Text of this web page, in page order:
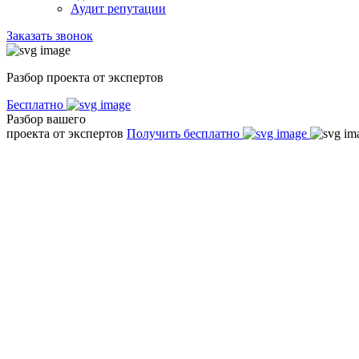
Аудит репутации
Заказать звонок
Разбор проекта от экспертов
Бесплатно
Разбор вашего
проекта от экспертов Получить бесплатно